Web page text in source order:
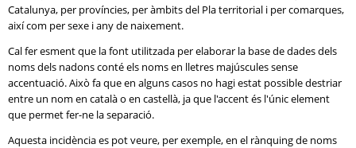
Catalunya, per províncies, per àmbits del Pla territorial i per comarques,
així com per sexe i any de naixement.
Cal fer esment que la font utilitzada per elaborar la base de dades dels
noms dels nadons conté els noms en lletres majúscules sense
accentuació. Això fa que en alguns casos no hagi estat possible destriar
entre un nom en català o en castellà, ja que l'accent és l'únic element
que permet fer-ne la separació.
Aquesta incidència es pot veure, per exemple, en el rànquing de noms